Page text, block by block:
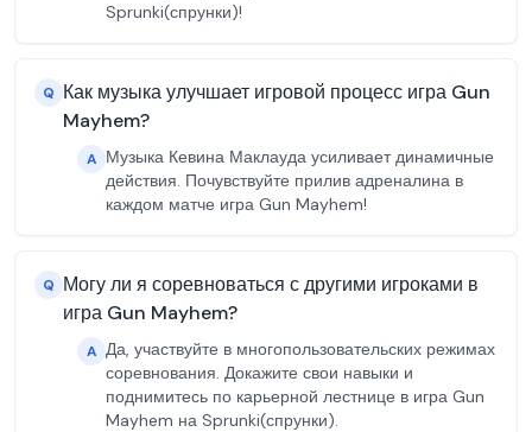
Sprunki(спрунки)!
Q Как музыка улучшает игровой процесс игра Gun
Mayhem?
A Музыка Кевина Маклауда усиливает динамичные
действия. Почувствуйте прилив адреналина в
каждом матче игра Gun Mayhem!
Q Могу ли я соревноваться с другими игроками в
игра Gun Mayhem?
A Да, участвуйте в многопользовательских режимах
соревнования. Докажите свои навыки и
поднимитесь по карьерной лестнице в игра Gun
Mayhem на Sprunki(спрунки).